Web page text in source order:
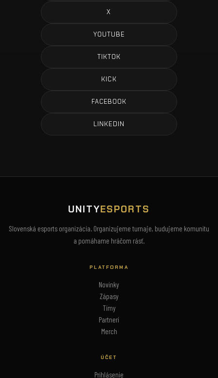
X
YOUTUBE
TIKTOK
KICK
FACEBOOK
LINKEDIN
UNITYESPORTS
Slovenská esports organizácia. Organizujeme turnaje, budujeme komunitu
a pomáhame hráčom rásť.
PLATFORMA
Novinky
Zápasy
Tímy
Partneri
Merch
ÚČET
Prihlásenie